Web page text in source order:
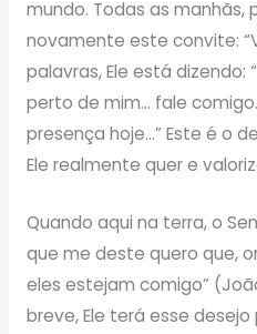
mundo. Todas as manhãs,
novamente este convite:
palavras, Ele está dizendo:
perto de mim… fale
presença hoje…” Este é o
Ele realmente quer e
Quando aqui na terra, o
que me deste quero que,
eles estejam comigo”
breve, Ele terá esse